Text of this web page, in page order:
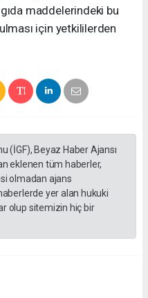
maddelerindeki bu
için yetkililerden
(İGF), Beyaz Haber Ajansı
eklenen tüm haberler,
olmadan ajans
yer alan hukuki
olup sitemizin hiç bir